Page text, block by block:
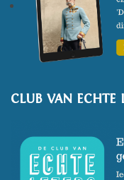
CLUB VAN ECHTE